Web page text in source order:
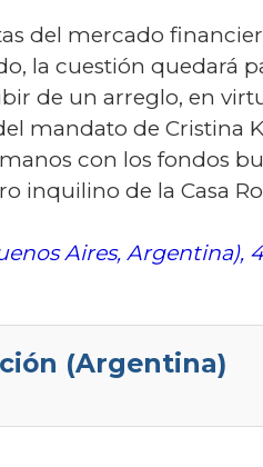
del mercado
la cuestión quedará
de un arreglo, en
mandato de Cristina
con los fondos
inquilino de la Casa
Aires, Argentina),
(Argentina)